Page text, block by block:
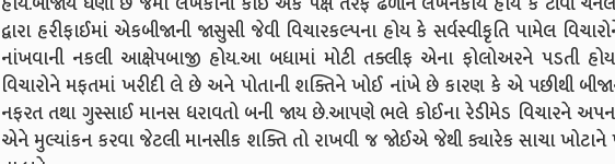
દ્વારા હરીફાઈમાં એકબીજાની જાસુસી જેવી વિચારકલ્પના હોય કે સર્વસ્વીકૃતિ પામેલ
નાંખવાની નકલી આક્ષેપબાજી હોય.આ બધામાં મોટી તક્લીફ એના ફોલોઅરને પડતી
વિચારોને મફતમાં ખરીદી લે છે અને પોતાની શક્તિને ખોઈ નાંખે છે કારણ કે એ પછીથી
નફરત તથા ગુસ્સાઈ માનસ ધરાવતો બની જાય છે.આપણે ભલે કોઈના રેડીમેડ વિચારને
એને મુલ્યાંકન કરવા જેટલી માનસીક શક્તિ તો રાખવી જ જોઈએ જેથી ક્યારેક સાચા